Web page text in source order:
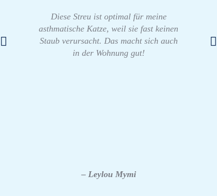
Diese Streu ist optimal für meine
asthmatische Katze, weil sie fast keinen
Staub verursacht. Das macht sich auch
in der Wohnung gut!
– Leylou Mymi